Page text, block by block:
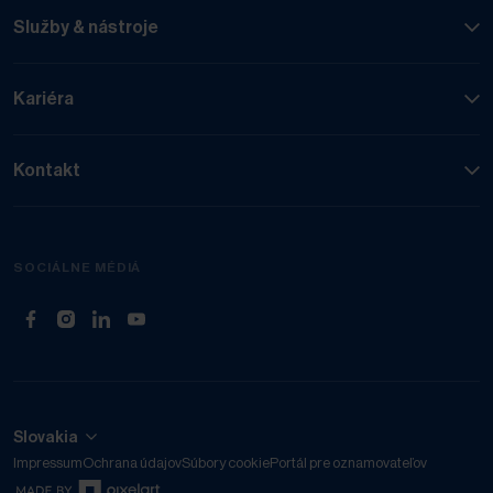
Služby & nástroje
Kariéra
Kontakt
SOCIÁLNE MÉDIÁ
(Otvorí sa v novej záložke)
(Otvorí sa v novej záložke)
(Otvorí sa v novej záložke)
(Otvorí sa v novej záložke)
Slovakia
ImpressumOchrana údajovSúbory cookiePortál pre oznamovateľov